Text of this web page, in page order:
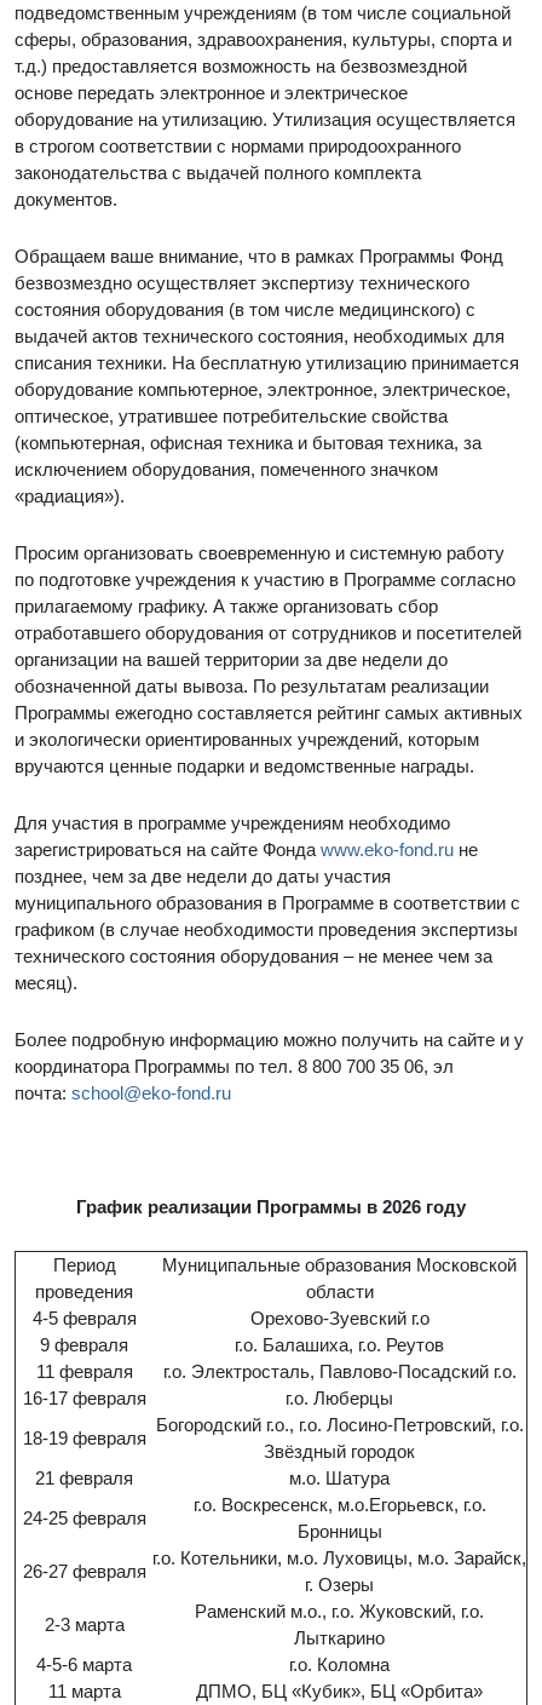
подведомственным учреждениям (в том числе социальной
сферы, образования, здравоохранения, культуры, спорта и
т.д.) предоставляется возможность на безвозмездной
основе передать электронное и электрическое
оборудование на утилизацию. Утилизация осуществляется
в строгом соответствии с нормами природоохранного
законодательства с выдачей полного комплекта
документов.
Обращаем ваше внимание, что в рамках Программы Фонд
безвозмездно осуществляет экспертизу технического
состояния оборудования (в том числе медицинского) с
выдачей актов технического состояния, необходимых для
списания техники. На бесплатную утилизацию принимается
оборудование компьютерное, электронное, электрическое,
оптическое, утратившее потребительские свойства
(компьютерная, офисная техника и бытовая техника, за
исключением оборудования, помеченного значком
«радиация»).
Просим организовать своевременную и системную работу
по подготовке учреждения к участию в Программе согласно
прилагаемому графику. А также организовать сбор
отработавшего оборудования от сотрудников и посетителей
организации на вашей территории за две недели до
обозначенной даты вывоза. По результатам реализации
Программы ежегодно составляется рейтинг самых активных
и экологически ориентированных учреждений, которым
вручаются ценные подарки и ведомственные награды.
Для участия в программе учреждениям необходимо
зарегистрироваться на сайте Фонда www.eko-fond.ru не
позднее, чем за две недели до даты участия
муниципального образования в Программе в соответствии с
графиком (в случае необходимости проведения экспертизы
технического состояния оборудования – не менее чем за
месяц).
Более подробную информацию можно получить на сайте и у
координатора Программы по тел. 8 800 700 35 06, эл
почта: school@eko-fond.ru
График реализации Программы в 2026 году
Период
проведения
Муниципальные образования Московской
области
4-5 февраля
Орехово-Зуевский г.о
9 февраля
г.о. Балашиха, г.о. Реутов
11 февраля
г.о. Электросталь, Павлово-Посадский г.о.
16-17 февраля
г.о. Люберцы
18-19 февраля
Богородский г.о., г.о. Лосино-Петровский, г.о.
Звёздный городок
21 февраля
м.о. Шатура
24-25 февраля
г.о. Воскресенск, м.о.Егорьевск, г.о.
Бронницы
26-27 февраля
г.о. Котельники, м.о. Луховицы, м.о. Зарайск,
г. Озеры
2-3 марта
Раменский м.о., г.о. Жуковский, г.о.
Лыткарино
4-5-6 марта
г.о. Коломна
11 марта
ДПМО, БЦ «Кубик», БЦ «Орбита»